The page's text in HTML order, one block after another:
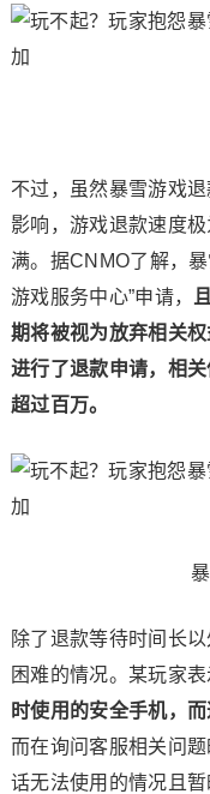
不过，虽然暴雪游戏
影响，游戏退款速度
满。据CNMO了解，
游戏服务中心”申请，
期将被视为放弃相关
进行了退款申请，相
超过百万。
除了退款等待时间长
困难的情况。某玩家表
时使用的安全手机，
而在询问客服相关问
话无法使用的情况且